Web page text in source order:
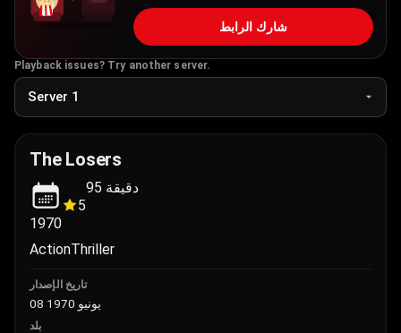
شارك الرابط
Playback issues? Try another server.
The Losers
1970
5
95 دقيقة
ActionThriller
تاريخ الإصدار
08 يونيو 1970
بلد